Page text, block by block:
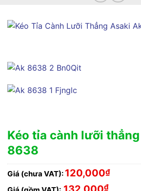
Kéo tỉa cành lưỡi
8638
Giá (chưa VAT): 120,000₫
₫